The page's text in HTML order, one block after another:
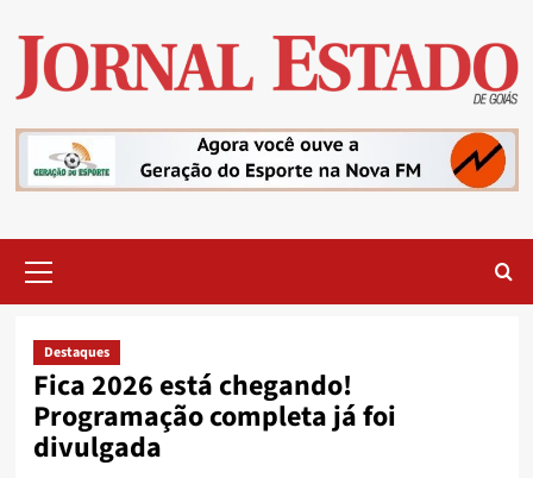
content
Menu
Destaques
Fica 2026 está chegando!
Programação completa já foi
divulgada